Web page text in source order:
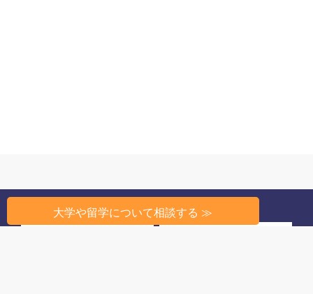
大学や留学について相談する ≫